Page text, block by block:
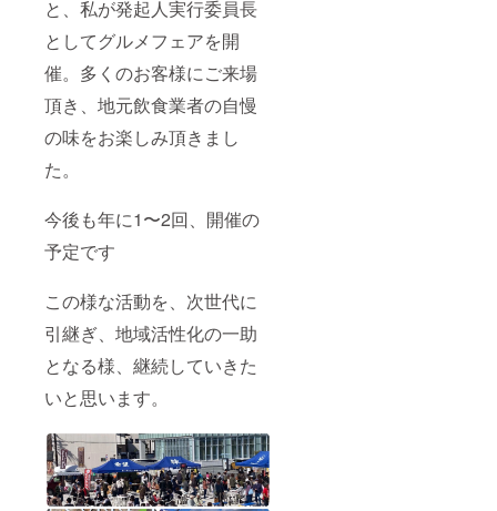
と、私が発起人実行委員長
としてグルメフェアを開
催。多くのお客様にご来場
頂き、地元飲食業者の自慢
の味をお楽しみ頂きまし
た。
今後も年に1〜2回、開催の
予定です
この様な活動を、次世代に
引継ぎ、地域活性化の一助
となる様、継続していきた
いと思います。